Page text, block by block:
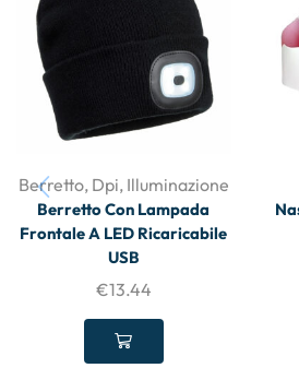
Berretto, Dpi, Illuminazione
Berretto Con Lampada
Frontale A LED Ricaricabile
USB
€13.44